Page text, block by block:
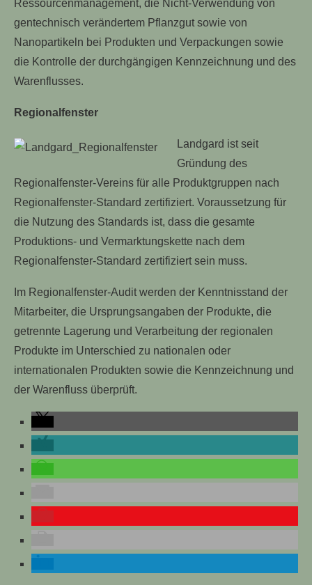
Ressourcenmanagement, die Nicht-Verwendung von
gentechnisch verändertem Pflanzgut sowie von
Nanopartikeln bei Produkten und Verpackungen sowie
die Kontrolle der durchgängigen Kennzeichnung und des
Warenflusses.
Regionalfenster
Landgard ist seit
Gründung des
Regionalfenster-Vereins für alle Produktgruppen nach
Regionalfenster-Standard zertifiziert. Voraussetzung für
die Nutzung des Standards ist, dass die gesamte
Produktions- und Vermarktungskette nach dem
Regionalfenster-Standard zertifiziert sein muss.
Im Regionalfenster-Audit werden der Kenntnisstand der
Mitarbeiter, die Ursprungsangaben der Produkte, die
getrennte Lagerung und Verarbeitung der regionalen
Produkte im Unterschied zu nationalen oder
internationalen Produkten sowie die Kennzeichnung und
der Warenfluss überprüft.